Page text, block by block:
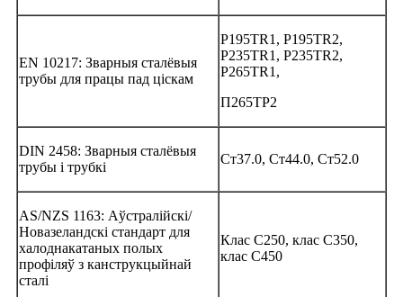
EN 10217: Зварныя сталёвыя
трубы для працы пад ціскам
P195TR1, P195TR2,
P235TR1, P235TR2,
P265TR1,
П265ТР2
DIN 2458: Зварныя сталёвыя
трубы і трубкі
Ст37.0, Ст44.0, Ст52.0
AS/NZS 1163: Аўстралійскі/
Новазеландскі стандарт для
халоднакатаных полых
профіляў з канструкцыйнай
сталі
Клас C250, клас C350,
клас C450